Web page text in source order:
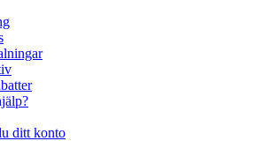
ditt konto